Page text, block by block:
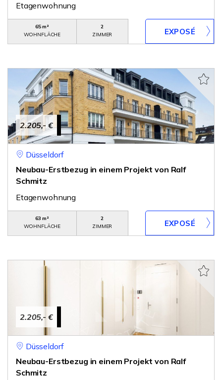
Etagenwohnung
65 m²
WOHNFLÄCHE
2
ZIMMER
2.205,- €
Düsseldorf
Neubau-Erstbezug in einem Projekt von Ralf
Schmitz
Etagenwohnung
63 m²
WOHNFLÄCHE
2
ZIMMER
2.205,- €
Düsseldorf
Neubau-Erstbezug in einem Projekt von Ralf
Schmitz